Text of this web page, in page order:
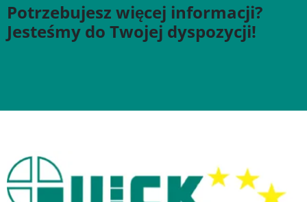
Potrzebujesz więcej informacji?
Jesteśmy do Twojej dyspozycji!